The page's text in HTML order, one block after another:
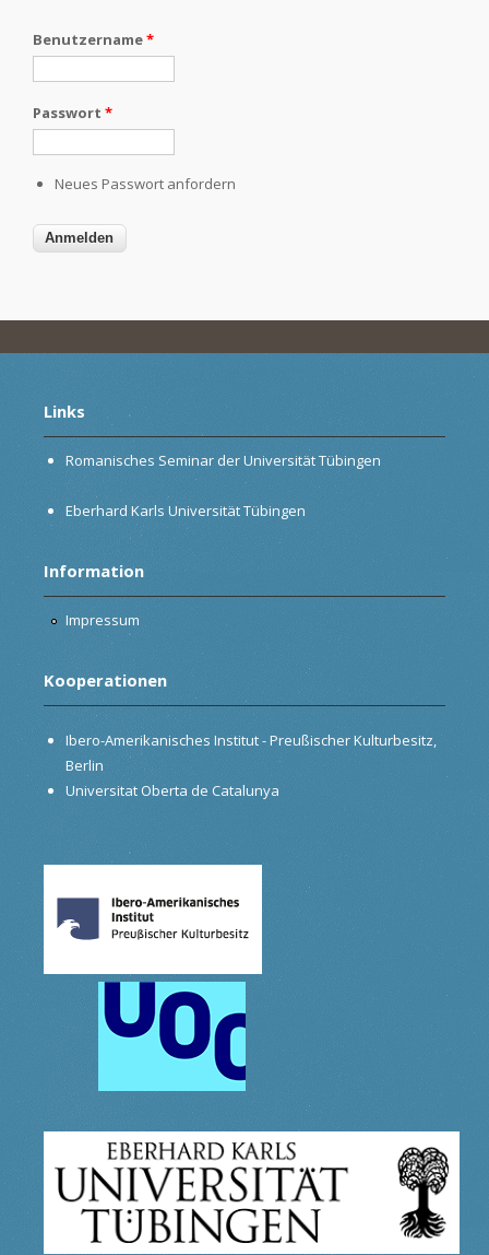
Benutzername*
Passwort *
Neues Passwort anfordern
Links
Romanisches Seminar der Universität Tübingen
Eberhard Karls Universität Tübingen
Information
Impressum
Kooperationen
Ibero-Amerikanisches Institut - Preußischer Kulturbesitz,
Berlin
Universitat Oberta de Catalunya